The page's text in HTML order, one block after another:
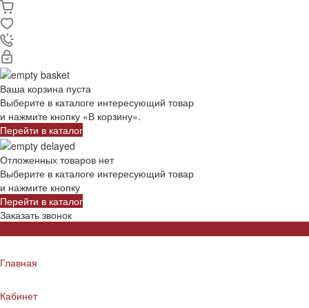
Ваша корзина пуста
Выберите в каталоге интересующий товар
и нажмите кнопку «В корзину».
Перейти в каталог
Отложенных товаров нет
Выберите в каталоге интересующий товар
и нажмите кнопку
Перейти в каталог
Заказать звонок
Главная
Кабинет